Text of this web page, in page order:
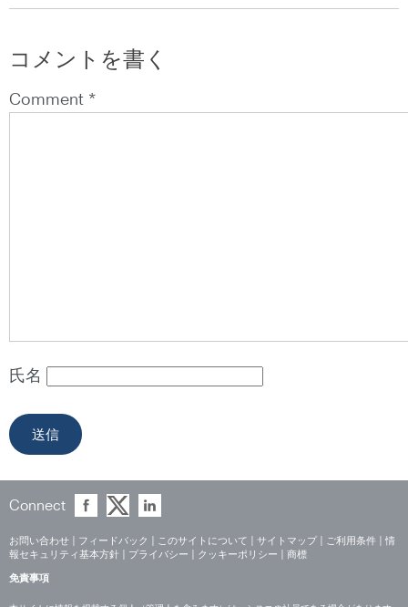
コメントを書く
Comment *
氏名
Connect
お問い合わせ フィードバック このサイトについて サイトマップ ご利用条件
情
報セキュリティ基本方針
プライバシー クッキーポリシー 商標
免責事項